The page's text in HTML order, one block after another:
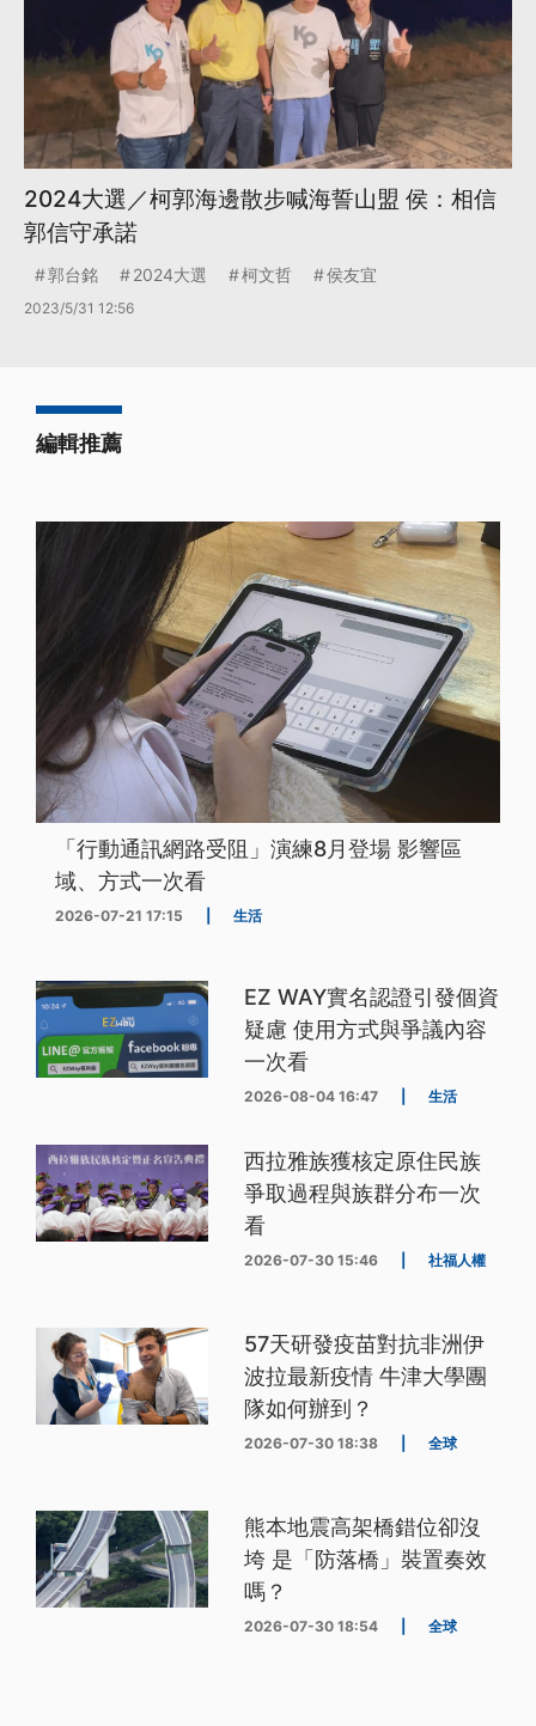
2024大選／柯郭海邊散步喊海誓山盟 侯：相信
郭信守承諾
郭台銘 2024大選 柯文哲 侯友宜
2023/5/31 12:56
編輯推薦
「行動通訊網路受阻」演練8月登場 影響區
域、方式一次看
2026-07-21 17:15 生活
EZ WAY實名認證引發個資
疑慮 使用方式與爭議內容
一次看
2026-08-04 16:47 生活
西拉雅族獲核定原住民族
爭取過程與族群分布一次
看
2026-07-30 15:46 社福人權
57天研發疫苗對抗非洲伊
波拉最新疫情 牛津大學團
隊如何辦到？
2026-07-30 18:38 全球
熊本地震高架橋錯位卻沒
垮 是「防落橋」裝置奏效
嗎？
2026-07-30 18:54 全球